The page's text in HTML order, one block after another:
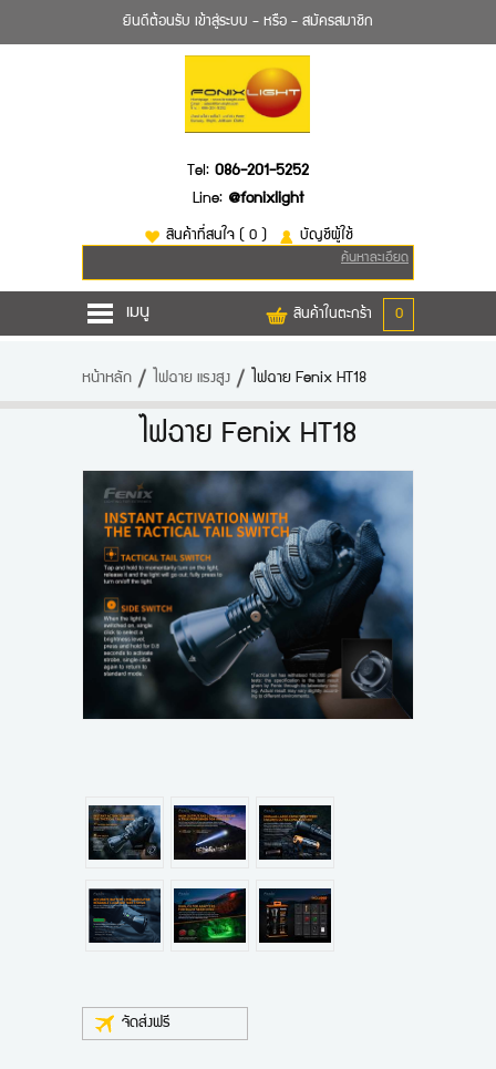
ยินดีต้อนรับ เข้าสู่ระบบ - หรือ - สมัครสมาชิก
Tel: 086-201-5252
Line: @fonixlight
สินค้าที่สนใจ ( 0 ) บัญชีผู้ใช้
สินค้าในตะกร้า 0
ค้นหาละเอียด
เมนู
สินค้า
แผนกสินค้า
บัญชีผู้ใช้
ขั้นตอนการสั่งซื้อ
หน้าหลัก ไฟฉาย แรงสูง ไฟฉาย Fenix HT18
ไฟฉาย Fenix HT18
จัดส่งฟรี